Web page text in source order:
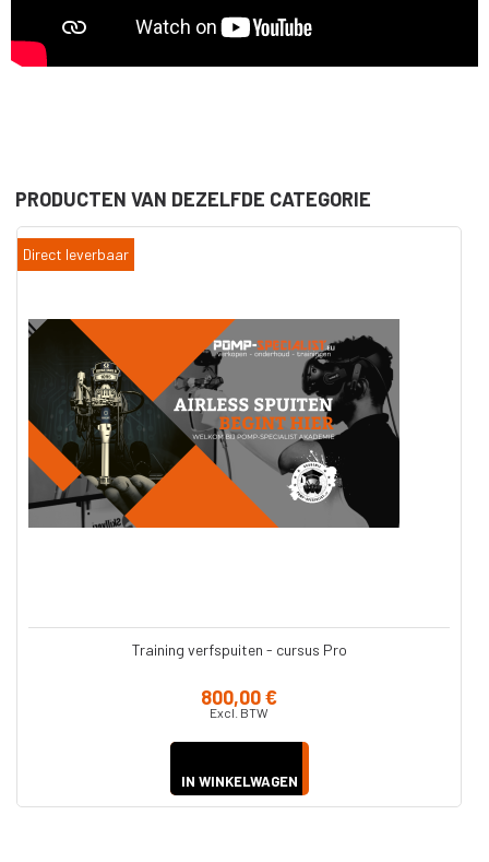
PRODUCTEN VAN DEZELFDE CATEGORIE
Direct leverbaar
Training verfspuiten - cursus Pro
800,00 €
Excl. BTW
IN WINKELWAGEN